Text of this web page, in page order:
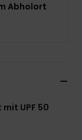
Abholort
UPF 50